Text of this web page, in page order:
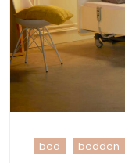
bed bedden